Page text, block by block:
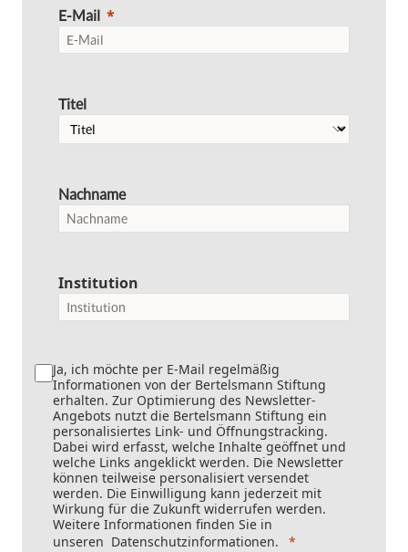
E-Mail
Titel
Nachname
Institution
Ja, ich möchte per E-Mail regelmäßig
Informationen von der Bertelsmann Stiftung
erhalten. Zur Optimierung des Newsletter-
Angebots nutzt die Bertelsmann Stiftung ein
personalisiertes Link- und Öffnungstracking.
Dabei wird erfasst, welche Inhalte geöffnet und
welche Links angeklickt werden. Die Newsletter
können teilweise personalisiert versendet
werden. Die Einwilligung kann jederzeit mit
Wirkung für die Zukunft widerrufen werden.
Weitere Informationen finden Sie in
unseren Datenschutzinformationen.